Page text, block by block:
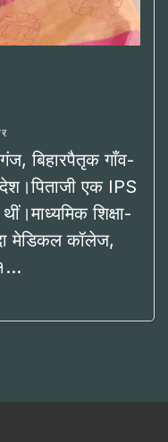
बिहारपैतृक गाँव-
एक IPS
शिक्षा-
मेडिकल कॉलेज,